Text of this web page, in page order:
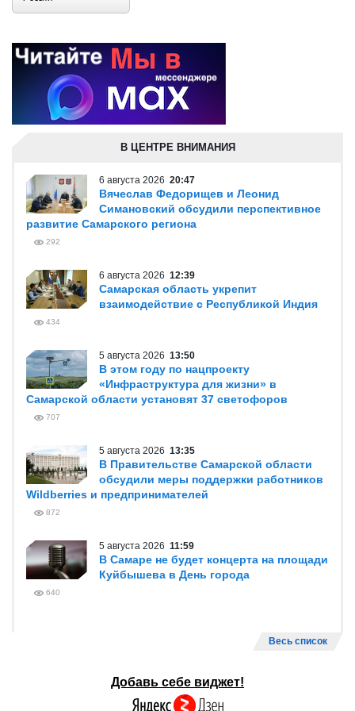
В ЦЕНТРЕ ВНИМАНИЯ
6 августа 2026 20:47
Вячеслав Федорищев и Леонид
Симановский обсудили перспективное
развитие Самарского региона
292
6 августа 2026 12:39
Самарская область укрепит
взаимодействие с Республикой Индия
434
5 августа 2026 13:50
В этом году по нацпроекту
«Инфраструктура для жизни» в
Самарской области установят 37 светофоров
707
5 августа 2026 13:35
В Правительстве Самарской области
обсудили меры поддержки работников
Wildberries и предпринимателей
872
5 августа 2026 11:59
В Самаре не будет концерта на площади
Куйбышева в День города
640
Весь список
Добавь себе виджет!